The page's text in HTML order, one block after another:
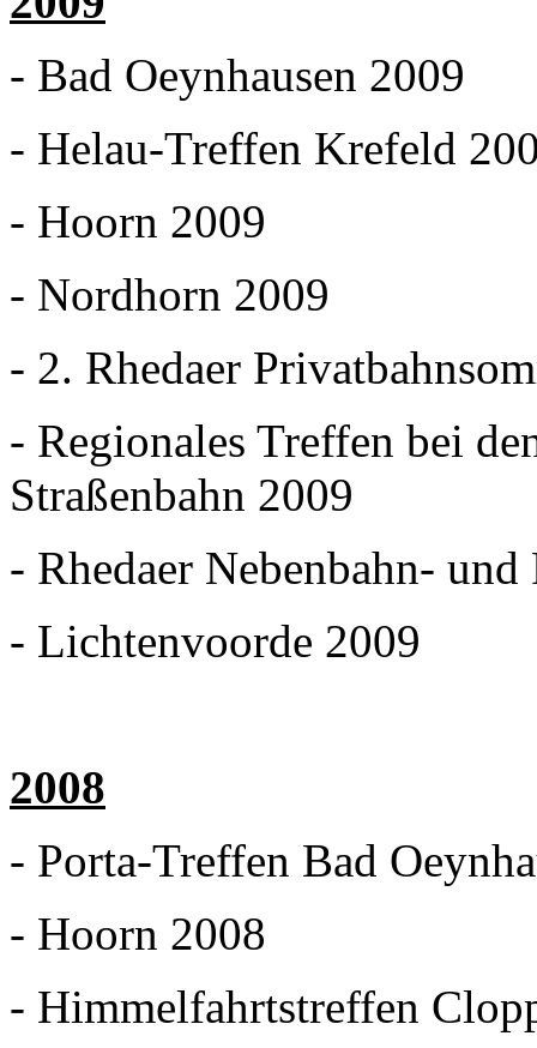
- Bad Oeynhausen 2009
- Helau-Treffen Krefeld
- Hoorn 2009
- Nordhorn 2009
- 2. Rhedaer
- Regionales Treffen bei
Straßenbahn 2009
- Rhedaer Nebenbahn-
- Lichtenvoorde 2009
2008
- Porta-Treffen Bad
- Hoorn 2008
- Himmelfahrtstreffen